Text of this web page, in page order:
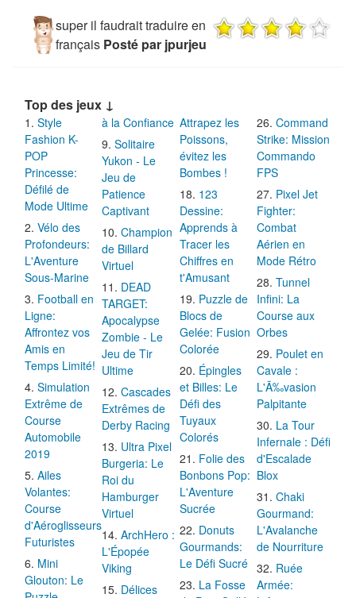
super il faudrait traduire en
français Posté par jpurjeu
Top des jeux ↓
Style
Fashion K-
POP
Princesse:
Défilé de
Mode Ultime
Vélo des
Profondeurs:
L'Aventure
Sous-Marine
Football en
Ligne:
Affrontez vos
Amis en
Temps Limité!
Simulation
Extrême de
Course
Automobile
2019
Ailes
Volantes:
Course
d'Aéroglisseurs
Futuristes
Mini
Glouton: Le
à la Confiance
Solitaire
Yukon - Le
Jeu de
Patience
Captivant
Champion
de Billard
Virtuel
DEAD
TARGET:
Apocalypse
Zombie - Le
Jeu de Tir
Ultime
Cascades
Extrêmes de
Derby Racing
Ultra Pixel
Burgeria: Le
Roi du
Hamburger
Virtuel
ArchHero :
L'Épopée
Viking
Délices
Attrapez les
Poissons,
évitez les
Bombes !
123
Dessine:
Apprends à
Tracer les
Chiffres en
t'Amusant
Puzzle de
Blocs de
Gelée: Fusion
Colorée
Épingles
et Billes: Le
Défi des
Tuyaux
Colorés
Folie des
Bonbons Pop:
L'Aventure
Sucrée
Donuts
Gourmands:
Le Défi Sucré
La Fosse
Command
Strike: Mission
Commando
FPS
Pixel Jet
Fighter:
Combat
Aérien en
Mode Rétro
Tunnel
Infini: La
Course aux
Orbes
Poulet en
Cavale :
L'Ã‰vasion
Palpitante
La Tour
Infernale : Défi
d'Escalade
Blox
Chaki
Gourmand:
L'Avalanche
de Nourriture
Ruée
Armée: